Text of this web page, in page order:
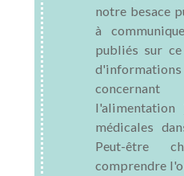
notre besace
à
publiés sur
l'alimentation
médicales
Peut-être
comprendre